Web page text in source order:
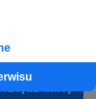
dalej